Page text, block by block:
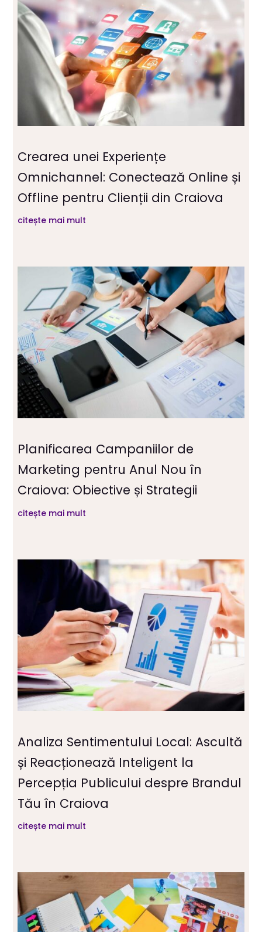
Crearea unei Experiențe
Omnichannel: Conectează Online și
Offline pentru Clienții din Craiova
citește mai mult
Planificarea Campaniilor de
Marketing pentru Anul Nou în
Craiova: Obiective și Strategii
citește mai mult
Analiza Sentimentului Local: Ascultă
și Reacționează Inteligent la
Percepția Publicului despre Brandul
Tău în Craiova
citește mai mult